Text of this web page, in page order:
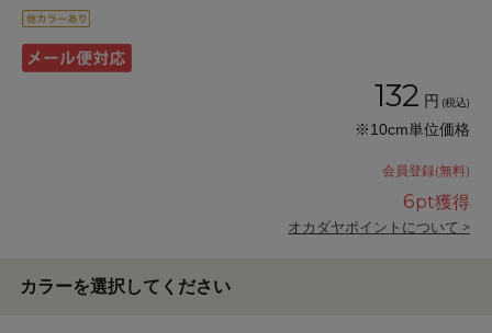
132 円 (税込)
※10cm単位価格
会員登録(無料)
6pt獲得
オカダヤポイントについて >
カラーを選択してください